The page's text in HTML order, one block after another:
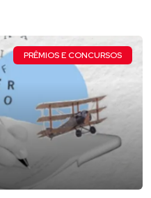
PRÊMIOS E CONCURSOS